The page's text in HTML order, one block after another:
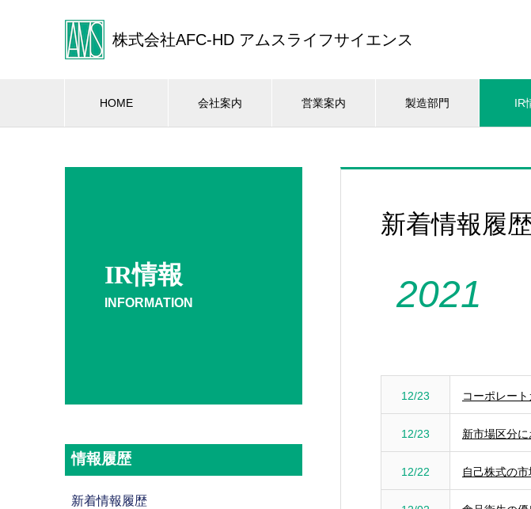
株式会社AFC-HD アムスライフサイエンス
HOME 会社案内 営業案内 製造部門 IR
IR情報
INFORMATION
新着情報履歴
2021
12/23 コーポレー
12/23 新市場区分
12/22 自己株式の
情報履歴
新着情報履歴